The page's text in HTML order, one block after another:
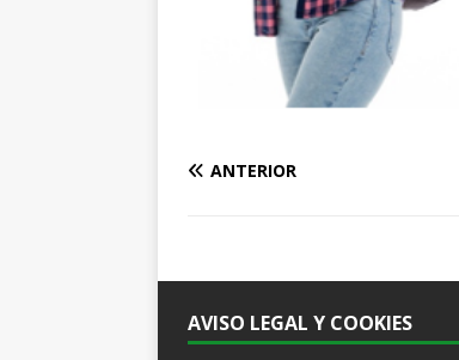
ANTERIOR
AVISO LEGAL Y COOKIES